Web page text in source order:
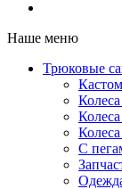
Наше меню
Трюковые
С